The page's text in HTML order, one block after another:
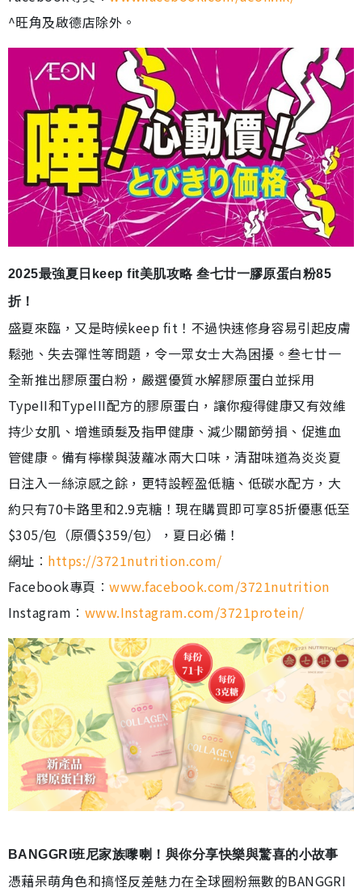
^旺角及啟德店除外。
2025最強夏日keep fit美肌攻略 叁七廿一膠原蛋白粉85
折！
盛夏來臨，又是時候keep fit！不過快速修身容易引起皮膚
鬆弛、失去彈性等問題，令一眾女士大為困擾。叁七廿一
全新推出膠原蛋白粉，嚴選優質水解膠原蛋白並採用
TypeII和TypeIII配方的膠原蛋白，讓你瘦得健康又有效維
持少女肌、增進頭髮及指甲健康、減少關節勞損、促進血
管健康。備有檸檬與菠蘿冰兩大口味，清甜味道為炎炎夏
日注入一絲涼感之餘，更特設輕盈低糖、低碳水配方，大
約只有70卡路里和2.9克糖！現在購買即可享85折優惠低至
$305/包（原價$359/包），夏日必備！
網址︰ https://3721nutrition.com/
Facebook專頁︰www.facebook.com/3721nutrition
Instagram︰ www.Instagram.com/3721protein/
BANGGRI班尼家族嚟喇！與你分享快樂與驚喜的小故事
憑藉呆萌角色和搞怪反差魅力在全球圈粉無數的BANGGRI